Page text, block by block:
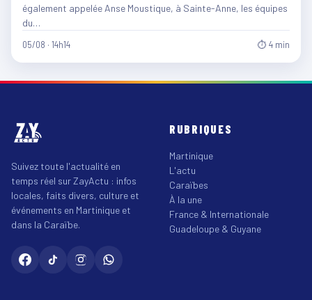
également appelée Anse Moustique, à Sainte-Anne, les équipes
du…
05/08 · 14h14 ⏱ 4 min
Suivez toute l'actualité en
temps réel sur ZayActu : infos
locales, faits divers, culture et
événements en Martinique et
dans la Caraïbe.
RUBRIQUES
Martinique
L'actu
Caraïbes
À la une
France & Internationale
Guadeloupe & Guyane